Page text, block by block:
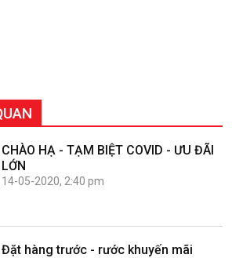
CHÀO HẠ - TẠM BIỆT COVID - ƯU ĐÃI
LỚN
14-05-2020, 2:40 pm
Đặt hàng trước - rước khuyến mãi